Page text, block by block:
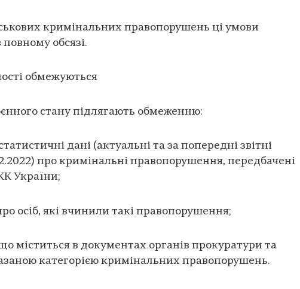
кримінальних правопорушень ці умови
обсязі.
обмежуються
стану підлягають обмеженню:
дані (актуальні та за попередні звітні
про кримінальні правопорушення, передбачені
України;
осіб, які вчинили такі правопорушення;
міститься в документах органів прокуратури та
категорією кримінальних правопорушень.